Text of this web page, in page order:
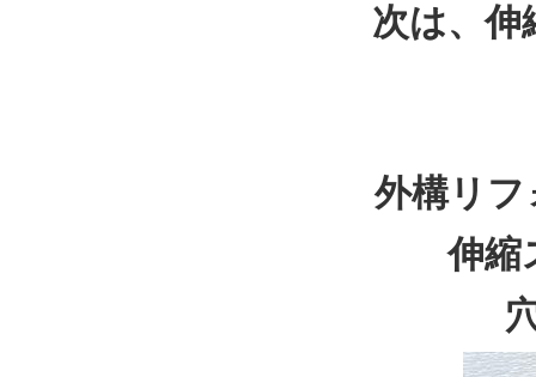
次は、伸
外構リフ
伸縮